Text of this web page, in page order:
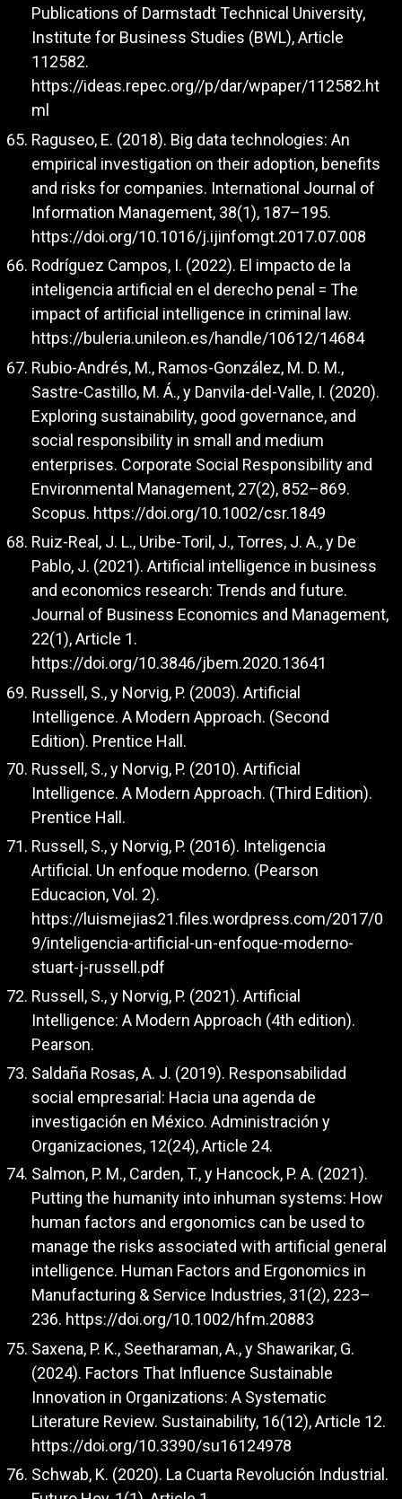
Publications of Darmstadt Technical University,
Institute for Business Studies (BWL), Article
112582.
https://ideas.repec.org//p/dar/wpaper/112582.ht
ml
Raguseo, E. (2018). Big data technologies: An
empirical investigation on their adoption, benefits
and risks for companies. International Journal of
Information Management, 38(1), 187–195.
https://doi.org/10.1016/j.ijinfomgt.2017.07.008
Rodríguez Campos, I. (2022). El impacto de la
inteligencia artificial en el derecho penal = The
impact of artificial intelligence in criminal law.
https://buleria.unileon.es/handle/10612/14684
Rubio-Andrés, M., Ramos-González, M. D. M.,
Sastre-Castillo, M. Á., y Danvila-del-Valle, I. (2020).
Exploring sustainability, good governance, and
social responsibility in small and medium
enterprises. Corporate Social Responsibility and
Environmental Management, 27(2), 852–869.
Scopus. https://doi.org/10.1002/csr.1849
Ruiz-Real, J. L., Uribe-Toril, J., Torres, J. A., y De
Pablo, J. (2021). Artificial intelligence in business
and economics research: Trends and future.
Journal of Business Economics and Management,
22(1), Article 1.
https://doi.org/10.3846/jbem.2020.13641
Russell, S., y Norvig, P. (2003). Artificial
Intelligence. A Modern Approach. (Second
Edition). Prentice Hall.
Russell, S., y Norvig, P. (2010). Artificial
Intelligence. A Modern Approach. (Third Edition).
Prentice Hall.
Russell, S., y Norvig, P. (2016). Inteligencia
Artificial. Un enfoque moderno. (Pearson
Educacion, Vol. 2).
https://luismejias21.files.wordpress.com/2017/0
9/inteligencia-artificial-un-enfoque-moderno-
stuart-j-russell.pdf
Russell, S., y Norvig, P. (2021). Artificial
Intelligence: A Modern Approach (4th edition).
Pearson.
Saldaña Rosas, A. J. (2019). Responsabilidad
social empresarial: Hacia una agenda de
investigación en México. Administración y
Organizaciones, 12(24), Article 24.
Salmon, P. M., Carden, T., y Hancock, P. A. (2021).
Putting the humanity into inhuman systems: How
human factors and ergonomics can be used to
manage the risks associated with artificial general
intelligence. Human Factors and Ergonomics in
Manufacturing & Service Industries, 31(2), 223–
236. https://doi.org/10.1002/hfm.20883
Saxena, P. K., Seetharaman, A., y Shawarikar, G.
(2024). Factors That Influence Sustainable
Innovation in Organizations: A Systematic
Literature Review. Sustainability, 16(12), Article 12.
https://doi.org/10.3390/su16124978
Schwab, K. (2020). La Cuarta Revolución Industrial.